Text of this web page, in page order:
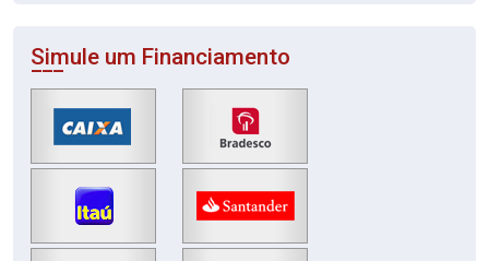
Simule um Financiamento